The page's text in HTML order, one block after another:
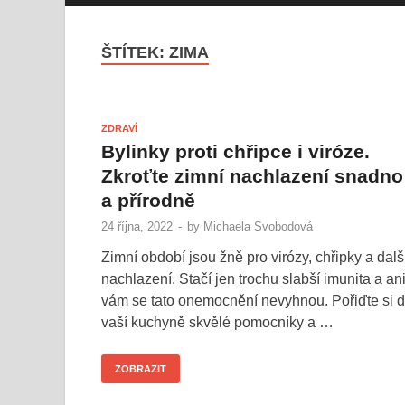
ŠTÍTEK: ZIMA
ZDRAVÍ
Bylinky proti chřipce i viróze.
Zkroťte zimní nachlazení snadno
a přírodně
24 října, 2022 - by Michaela Svobodová
Zimní období jsou žně pro virózy, chřipky a
nachlazení. Stačí jen trochu slabší imunita a ani
vám se tato onemocnění nevyhnou. Pořiďte si
vaší kuchyně skvělé pomocníky a …
ZOBRAZIT